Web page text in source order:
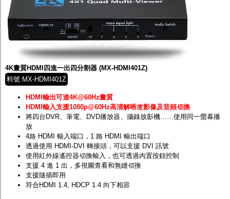
4K畫質HDMI四進一出四分割器 (MX-HDMI401Z)
料號:MX-HDMI401Z
HDMI輸出可達4K@60Hz畫質
HDMI輸入支援1080p@60Hz高清解晰度影像及音頻切換
將四台DVR、筆電、DVD播放器、攝錄放影機……使用同一螢幕播
放
4路 HDMI 輸入端口，1 路 HDMI 輸出端口
透過使用 HDMI-DVI 轉接頭，可以支援 DVI 訊號
使用紅外線遙控器切換輸入，也可透過內置按鈕控制
支援 4 進 1 出，多視圖查看和無縫切換
支援隨插即用
符合HDMI 1.4, HDCP 1.4 向下相容